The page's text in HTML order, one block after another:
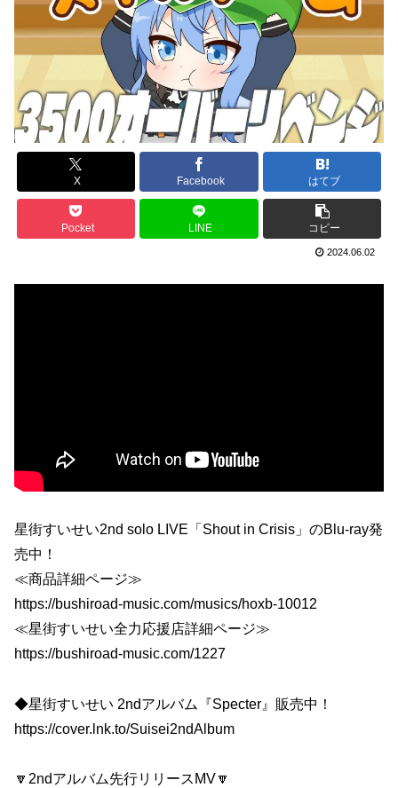
X Facebook はてブ
Pocket LINE コピー
2024.06.02
星街すいせい2nd solo LIVE「Shout in Crisis」のBlu-ray発
売中！
≪商品詳細ページ≫
https://bushiroad-music.com/musics/hoxb-10012
≪星街すいせい全力応援店詳細ページ≫
https://bushiroad-music.com/1227
◆星街すいせい 2ndアルバム『Specter』販売中！
https://cover.lnk.to/Suisei2ndAlbum
🔽2ndアルバム先行リリースMV🔽